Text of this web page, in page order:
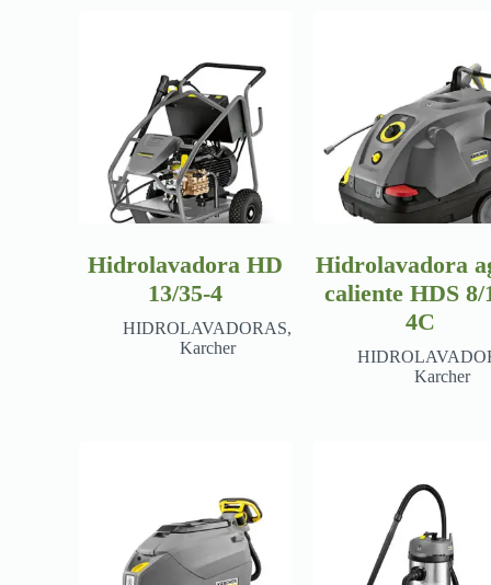
Hidrolavadora HD
13/35-4
HIDROLAVADORAS,
Karcher
Hidrolavadora
caliente HDS 8/
4C
Karcher